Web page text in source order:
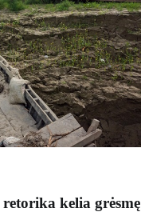
kelia grėsmę